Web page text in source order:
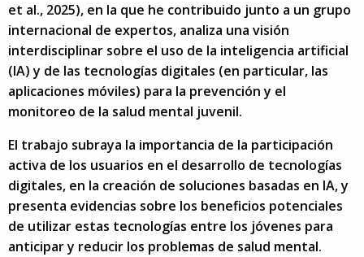
et al., 2025), en la que he contribuido junto a un grupo
internacional de expertos, analiza una visión
interdisciplinar sobre el uso de la inteligencia artificial
(IA) y de las tecnologías digitales (en particular, las
aplicaciones móviles) para la prevención y el
monitoreo de la salud mental juvenil.
El trabajo subraya la importancia de la participación
activa de los usuarios en el desarrollo de tecnologías
digitales, en la creación de soluciones basadas en IA, y
presenta evidencias sobre los beneficios potenciales
de utilizar estas tecnologías entre los jóvenes para
anticipar y reducir los problemas de salud mental.